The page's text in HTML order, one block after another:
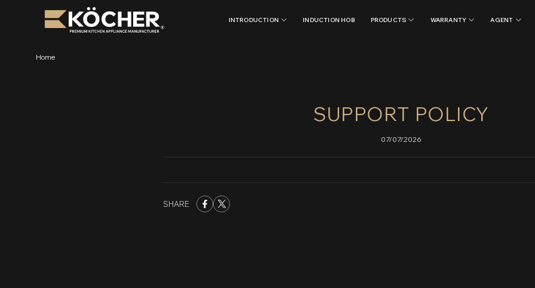
INTRODUCTION INDUCTION HOB PRODUCTS WARRANTY AGENT
Home
SUPPORT POLICY
07/07/2026
SHARE